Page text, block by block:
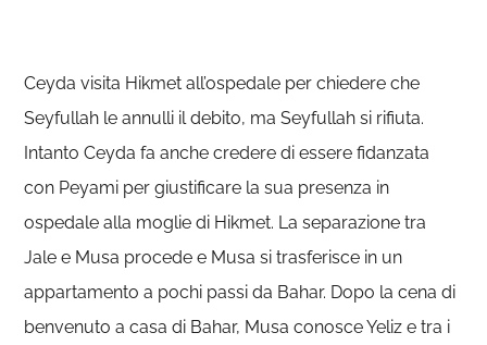
Ceyda visita Hikmet all’ospedale per chiedere che
Seyfullah le annulli il debito, ma Seyfullah si rifiuta.
Intanto Ceyda fa anche credere di essere fidanzata
con Peyami per giustificare la sua presenza in
ospedale alla moglie di Hikmet. La separazione tra
Jale e Musa procede e Musa si trasferisce in un
appartamento a pochi passi da Bahar. Dopo la cena di
benvenuto a casa di Bahar, Musa conosce Yeliz e tra i